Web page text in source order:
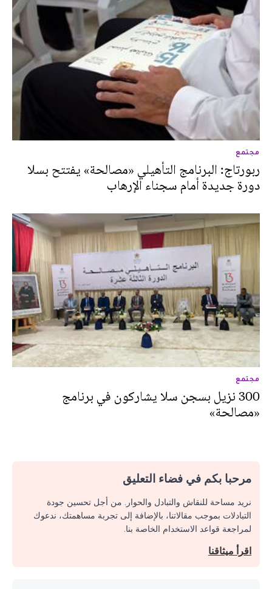
مجتمع
ربورتاج: البرنامج التأهيلي «مصالحة» يفتتح بسلا
دورة جديدة أمام سجناء الإرهاب
مجتمع
300 نزيل بسجن سلا يشاركون في برنامج
«مصالحة»
مرحبا بكم في فضاء التعليق
نريد مساحة للنقاش والتبادل والحوار. من أجل تحسين جودة
التبادلات بموجب مقالاتنا، بالإضافة إلى تجربة مساهمتك، ندعوك
لمراجعة قواعد الاستخدام الخاصة بنا.
اقرأ ميثاقنا